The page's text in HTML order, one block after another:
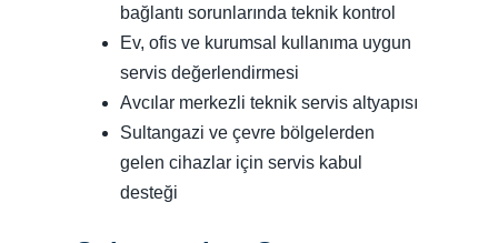
bağlantı sorunlarında teknik kontrol
Ev, ofis ve kurumsal kullanıma uygun
servis değerlendirmesi
Avcılar merkezli teknik servis altyapısı
Sultangazi ve çevre bölgelerden
gelen cihazlar için servis kabul
desteği